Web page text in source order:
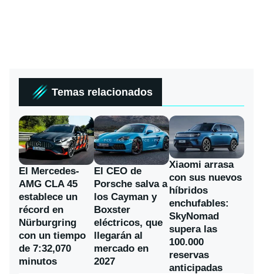
Temas relacionados
El Mercedes-
AMG CLA 45
establece un
récord en
Nürburgring
con un tiempo
de 7:32,070
minutos
El CEO de
Porsche salva a
los Cayman y
Boxster
eléctricos, que
llegarán al
mercado en
2027
Xiaomi arrasa
con sus nuevos
híbridos
enchufables:
SkyNomad
supera las
100.000
reservas
anticipadas